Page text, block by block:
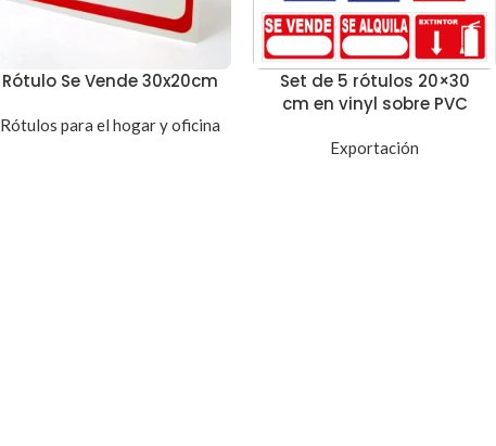
Rótulo Se Vende 30x20cm
Rótulos para el hogar y oficina
Set de 5 rótulos 20×30
cm en vinyl sobre PVC
Exportación